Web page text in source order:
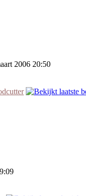
2006 20:50